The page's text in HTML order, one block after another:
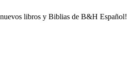
nuevos libros y Biblias de B&H Español!